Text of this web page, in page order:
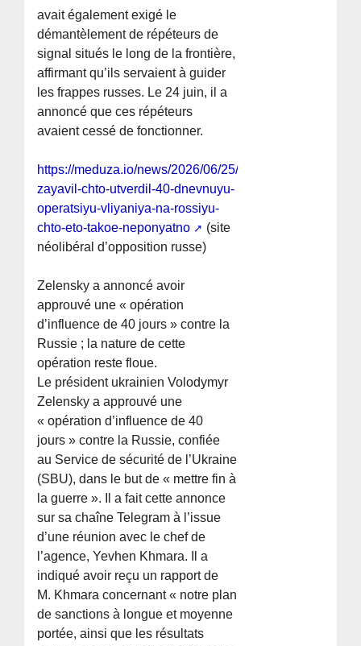
avait également exigé le
démantèlement de répéteurs de
signal situés le long de la frontière,
affirmant qu’ils servaient à guider
les frappes russes. Le 24 juin, il a
annoncé que ces répéteurs
avaient cessé de fonctionner.
https://meduza.io/news/2026/06/25/zelenskiy-
zayavil-chto-utverdil-40-dnevnuyu-
operatsiyu-vliyaniya-na-rossiyu-
chto-eto-takoe-neponyatno
(site
néolibéral d’opposition russe)
Zelensky a annoncé avoir
approuvé une « opération
d’influence de 40 jours » contre la
Russie ; la nature de cette
opération reste floue.
Le président ukrainien Volodymyr
Zelensky a approuvé une
« opération d’influence de 40
jours » contre la Russie, confiée
au Service de sécurité de l’Ukraine
(SBU), dans le but de « mettre fin à
la guerre ». Il a fait cette annonce
sur sa chaîne Telegram à l’issue
d’une réunion avec le chef de
l’agence, Yevhen Khmara. Il a
indiqué avoir reçu un rapport de
M. Khmara concernant « notre plan
de sanctions à longue et moyenne
portée, ainsi que les résultats